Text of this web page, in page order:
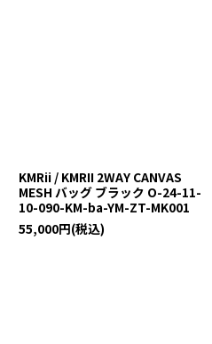
KMRii / KMRII 2WAY CANVAS
MESH バッグ ブラック O-24-11-
10-090-KM-ba-YM-ZT-MK001
55,000円(税込)